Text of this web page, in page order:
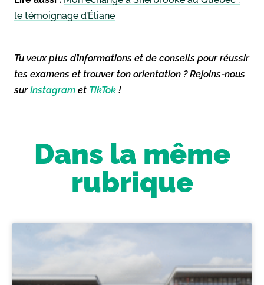
le témoignage d’Éliane
Tu veux plus d’informations et de conseils pour réussir
tes examens et trouver ton orientation ? Rejoins-nous
surInstagram et TikTok !
Dans la même
rubrique